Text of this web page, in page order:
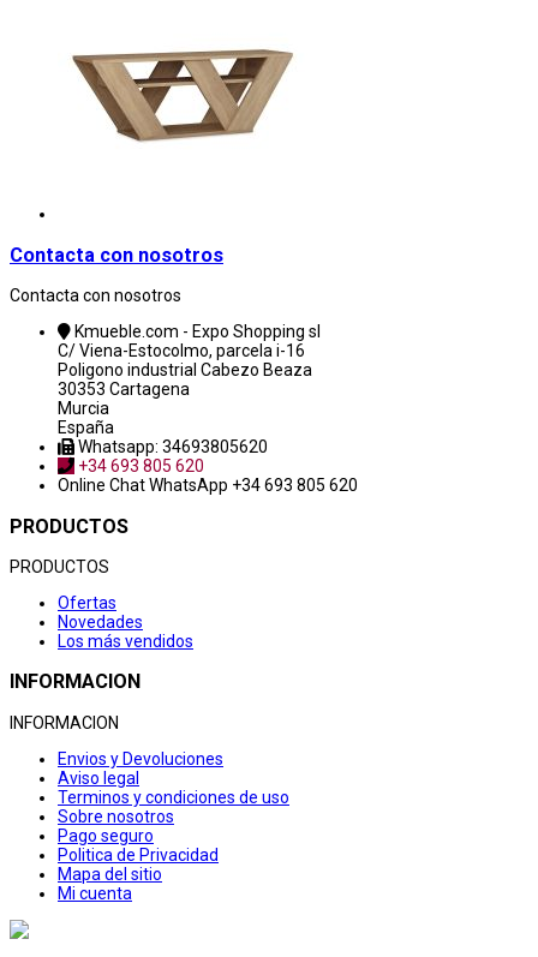
Contacta con nosotros
Contacta con nosotros
Kmueble.com - Expo Shopping sl
C/ Viena-Estocolmo, parcela i-16
Poligono industrial Cabezo Beaza
30353 Cartagena
Murcia
España
Whatsapp: 34693805620
+34 693 805 620
Online ChatWhatsApp +34 693 805 620
PRODUCTOS
PRODUCTOS
Ofertas
Novedades
Los más vendidos
INFORMACION
INFORMACION
Envios y Devoluciones
Aviso legal
Terminos y condiciones de uso
Sobre nosotros
Pago seguro
Politica de Privacidad
Mapa del sitio
Mi cuenta